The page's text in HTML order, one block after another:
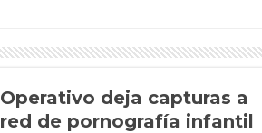
Operativo deja capturas a
red de pornografía infantil